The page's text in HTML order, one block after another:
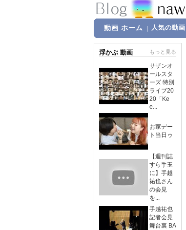
動画 ホーム 人気の動画
浮かぶ 動画 もっと見る
サザンオ
ールスタ
ーズ 特別
ライブ20
20「Ke
e...
お家デー
ト当日ゥ
【週刊誌
すら手玉
に】手越
祐也さん
の会見
を...
手越祐也
記者会見
舞台裏 BA